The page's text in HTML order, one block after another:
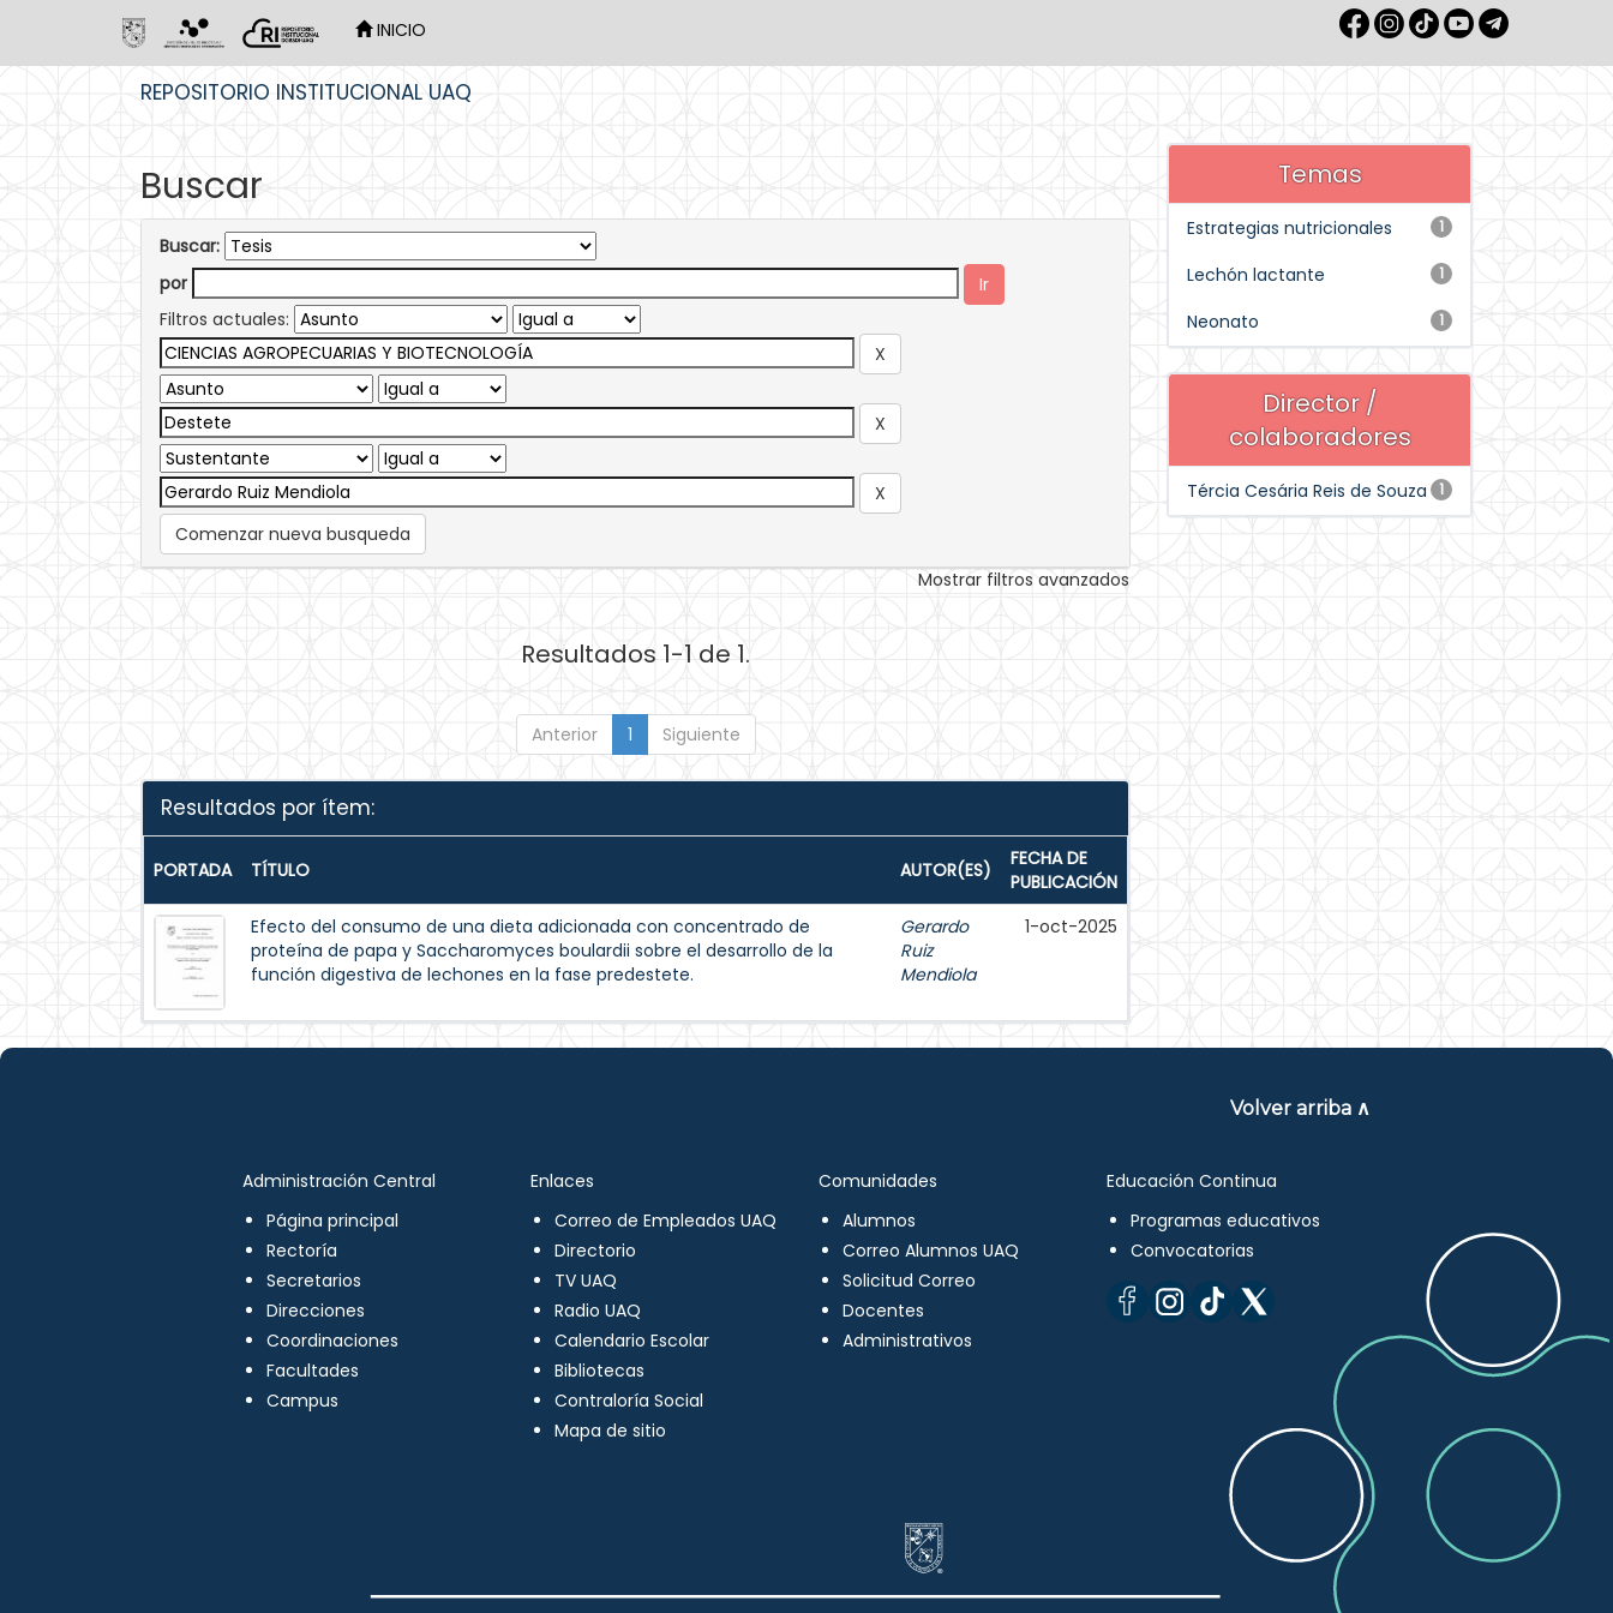
INICIO
REPOSITORIO INSTITUCIONAL UAQ
Buscar
Buscar:
por
Filtros actuales:
Comenzar nueva busqueda
Mostrar filtros avanzados
Resultados 1-1 de 1.
Anterior 1 Siguiente
Resultados por ítem:
PORTADA TÍTULO AUTOR(ES)
FECHA DE
PUBLICACIÓN
Efecto del consumo de una dieta adicionada con concentrado de
proteína de papa y Saccharomyces boulardii sobre el desarrollo de la
función digestiva de lechones en la fase predestete.
Gerardo
Ruiz
Mendiola
1-oct-2025
Temas
1
Estrategias nutricionales
1
Lechón lactante
1
Neonato
Director /
colaboradores
1
Tércia Cesária Reis de Souza
Volver arriba ∧
Administración Central
Página principal
Rectoría
Secretarios
Direcciones
Coordinaciones
Facultades
Campus
Enlaces
Correo de Empleados UAQ
Directorio
TV UAQ
Radio UAQ
Calendario Escolar
Bibliotecas
Contraloría Social
Mapa de sitio
Comunidades
Alumnos
Correo Alumnos UAQ
Solicitud Correo
Docentes
Administrativos
Educación Continua
Programas educativos
Convocatorias